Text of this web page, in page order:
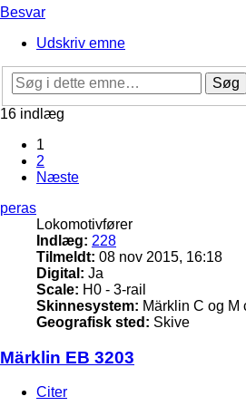
Besvar
Udskriv emne
Søg
16 indlæg
1
2
Næste
peras
Lokomotivfører
Indlæg: 228
Tilmeldt: 08 nov 2015, 16:18
Digital: Ja
Scale: H0 - 3-rail
Skinnesystem: Märklin C og M
Geografisk sted: Skive
Märklin EB 3203
Citer